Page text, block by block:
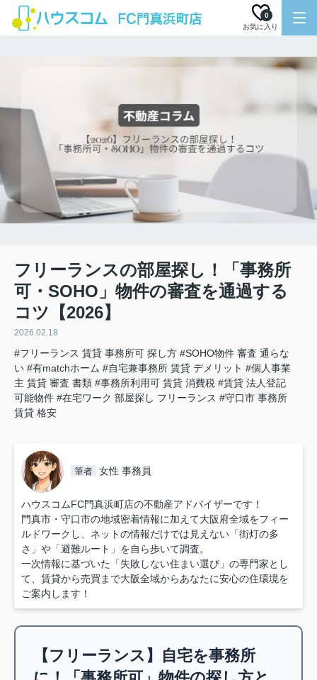
お気に入り
0
フリーランスの部屋探し！「事務所
可・SOHO」物件の審査を通過する
コツ【2026】
2026.02.18
#フリーランス 賃貸 事務所可 探し方 #SOHO物件 審査 通らな
い #有matchホーム #自宅兼事務所 賃貸 デメリット #個人事業
主 賃貸 審査 書類 #事務所利用可 賃貸 消費税 #賃貸 法人登記
可能物件 #在宅ワーク 部屋探し フリーランス #守口市 事務所
賃貸 格安
筆者 女性 事務員
ハウスコムFC門真浜町店の不動産アドバイザーです！
門真市・守口市の地域密着情報に加えて大阪府全域をフィー
ルドワークし、ネットの情報だけでは見えない「街灯の多
さ」や「避難ルート」を自ら歩いて調査。
一次情報に基づいた「失敗しない住まい選び」の専門家とし
て、賃貸から売買まで大阪全域からあなたに安心の住環境を
ご案内します！
【フリーランス】自宅を事務所